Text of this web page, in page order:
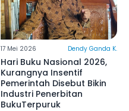
17 Mei 2026 Dendy Ganda K.
Hari Buku Nasional 2026,
Kurangnya Insentif
Pemerintah Disebut Bikin
Industri Penerbitan
BukuTerpuruk